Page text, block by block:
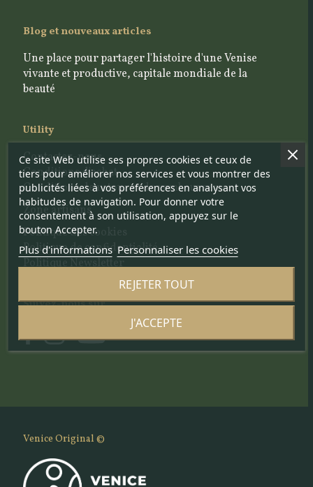
Blog et nouveaux articles
Une place pour partager l'histoire d'une Venise
vivante et productive, capitale mondiale de la
beauté
Utility
Contactez-nous
Conditions d'achat
Conditions de retour et de remboursement
Zone artisans
Politique des cookies
Politique de confidentialité
Politique Newsletter
Suivez-nous sur
Venice Original ©
Ce site Web utilise ses propres cookies et ceux de
tiers pour améliorer nos services et vous montrer des
publicités liées à vos préférences en analysant vos
habitudes de navigation. Pour donner votre
consentement à son utilisation, appuyez sur le
bouton Accepter.
Plus d'informations Personnaliser les cookies
REJETER TOUT
J'ACCEPTE